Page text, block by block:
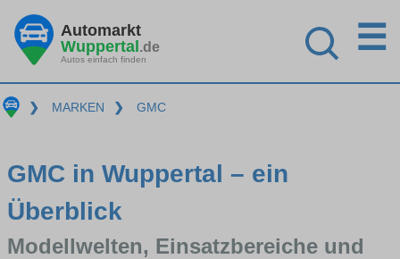
Automarkt
Wuppertal.de
Autos einfach finden
☰
❯ MARKEN ❯ GMC
GMC in Wuppertal – ein
Überblick
Modellwelten, Einsatzbereiche und